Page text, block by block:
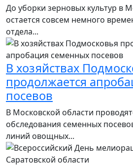
До уборки зерновых культур в
остается совсем немного
отдела...
В хозяйствах
продолжается
посевов
В Московской области
обследования семенных
линий овощных...